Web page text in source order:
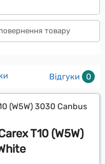
товару
Відгуки 0
(W5W) 3030 Canbus
T10 (W5W)